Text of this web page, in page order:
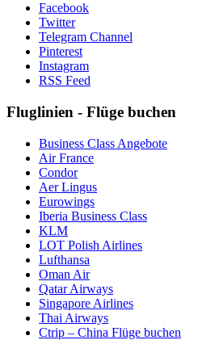
Facebook
Twitter
Telegram Channel
Pinterest
Instagram
RSS Feed
Fluglinien - Flüge buchen
Business Class Angebote
Air France
Condor
Aer Lingus
Eurowings
Iberia Business Class
KLM
LOT Polish Airlines
Lufthansa
Oman Air
Qatar Airways
Singapore Airlines
Thai Airways
Ctrip – China Flüge buchen